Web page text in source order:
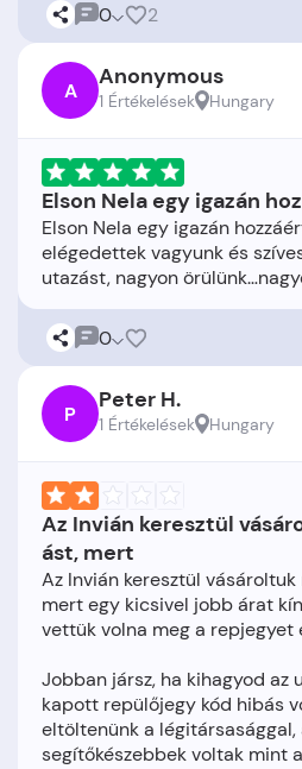
0 2
A Anonymous
1 Értékelések Hungary
Elson Nela egy igazán
Elson Nela egy igazán
elégedettek vagyunk és
0
P Peter H.
1 Értékelések Hungary
Az Invián keresztül
ást, mert
Az Invián keresztül
mert egy kicsivel jobb árat
vettük volna meg a repjegyet
Jobban jársz, ha kihagyod az
kapott repülőjegy kód hibás
eltöltenünk a légitársasággal,
segítőkészebbek voltak mint